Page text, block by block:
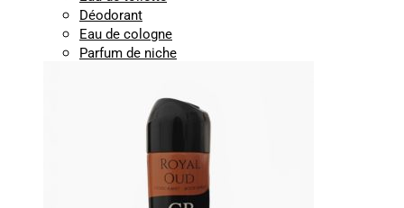
Déodorant
Eau de cologne
Parfum de niche